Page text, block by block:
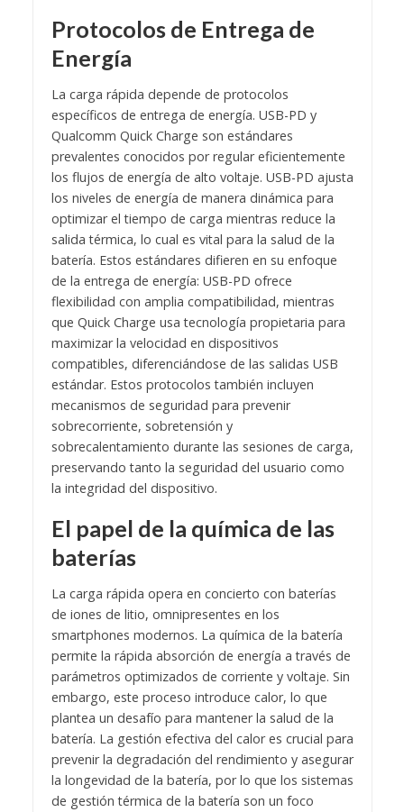
Protocolos de Entrega de
Energía
La carga rápida depende de protocolos
específicos de entrega de energía. USB-PD y
Qualcomm Quick Charge son estándares
prevalentes conocidos por regular eficientemente
los flujos de energía de alto voltaje. USB-PD ajusta
los niveles de energía de manera dinámica para
optimizar el tiempo de carga mientras reduce la
salida térmica, lo cual es vital para la salud de la
batería. Estos estándares difieren en su enfoque
de la entrega de energía: USB-PD ofrece
flexibilidad con amplia compatibilidad, mientras
que Quick Charge usa tecnología propietaria para
maximizar la velocidad en dispositivos
compatibles, diferenciándose de las salidas USB
estándar. Estos protocolos también incluyen
mecanismos de seguridad para prevenir
sobrecorriente, sobretensión y
sobrecalentamiento durante las sesiones de carga,
preservando tanto la seguridad del usuario como
la integridad del dispositivo.
El papel de la química de las
baterías
La carga rápida opera en concierto con baterías
de iones de litio, omnipresentes en los
smartphones modernos. La química de la batería
permite la rápida absorción de energía a través de
parámetros optimizados de corriente y voltaje. Sin
embargo, este proceso introduce calor, lo que
plantea un desafío para mantener la salud de la
batería. La gestión efectiva del calor es crucial para
prevenir la degradación del rendimiento y asegurar
la longevidad de la batería, por lo que los sistemas
de gestión térmica de la batería son un foco